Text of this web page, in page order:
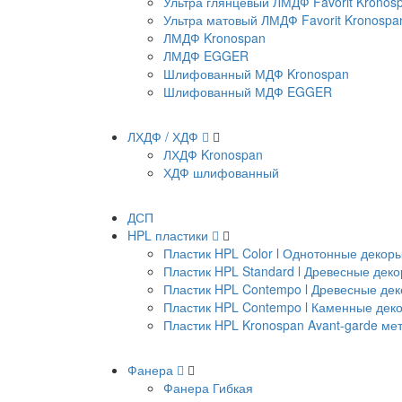
Ультра матовый ЛМДФ Favorit
ЛМДФ Kronospan
ЛМДФ EGGER
Шлифованный МДФ Kronospan
Шлифованный МДФ EGGER
ЛХДФ / ХДФ
ЛХДФ Kronospan
ХДФ шлифованный
ДСП
HPL пластики
Пластик HPL Color l Однотонные декоры
Пластик HPL Standard l Древесные
Пластик HPL Contempo l Древесные
Пластик HPL Contempo l Каменные
Пластик HPL Kronospan Avant-garde
Фанера
Фанера Гибкая